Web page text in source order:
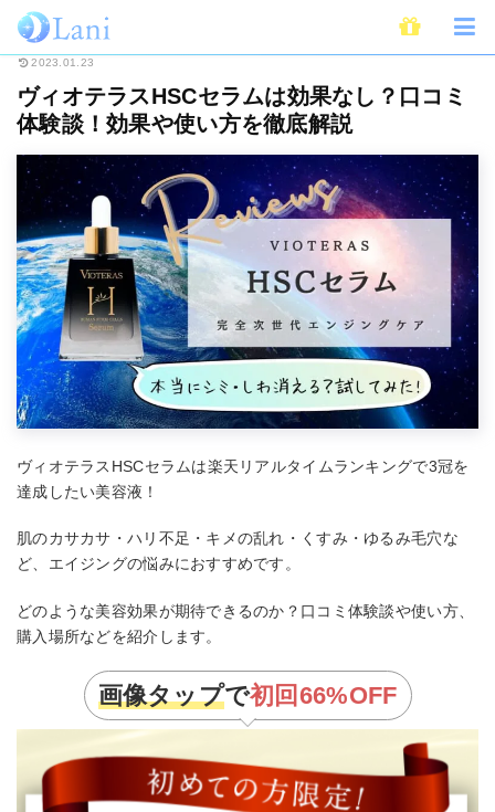
ホーム Beauty ヴィオテラスHSCセラムは効果なし？口コミ体験談！効果
2023.01.23
ヴィオテラスHSCセラムは効果なし？口コミ
体験談！効果や使い方を徹底解説
ヴィオテラスHSCセラムは楽天リアルタイムランキングで3冠を
達成したい美容液！
肌のカサカサ・ハリ不足・キメの乱れ・くすみ・ゆるみ毛穴な
ど、エイジングの悩みにおすすめです。
どのような美容効果が期待できるのか？口コミ体験談や使い方、
購入場所などを紹介します。
画像タップで初回66%OFF